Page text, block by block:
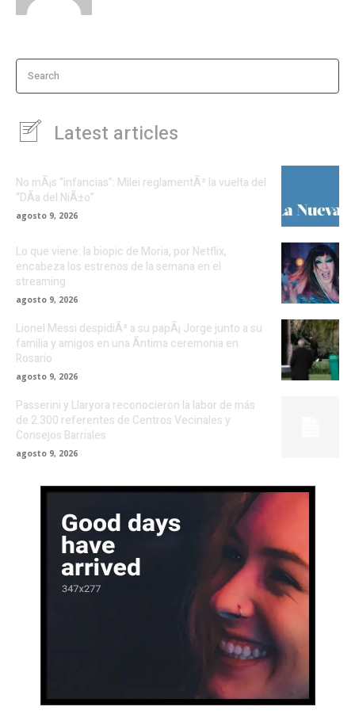
Search
Latest articles
No mÃ¡s “infancias”: Milei reglamentÃ³ la vuelta del
“DÃ­a del NiÃ±o”
agosto 9, 2026
Lo que viene: la biopic de Moria, por Netflix,
encabeza los estrenos de la semana en el
streaming
agosto 9, 2026
Lionel Messi despidiÃ³ a su papÃ¡ Jorge junto a su
familia y amigos en una Ã­ntima ceremonia en
Rosario
agosto 9, 2026
Passerini y Llaryora reconocieron la labor de más
de 2.300 referentes de Centros Vecinales y
Consejos Barriales
agosto 9, 2026